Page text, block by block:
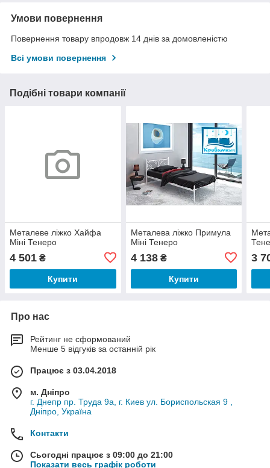
Умови повернення
Повернення товару впродовж 14 днів за домовленістю
Всі умови повернення
Подібні товари компанії
Металеве ліжко Хайфа
Міні Тенеро
4 501 ₴
Купити
Металева ліжко Примула
Міні Тенеро
4 138₴
Купити
3
Про нас
Рейтинг не сформований
Менше 5 відгуків за останній рік
Працює з 03.04.2018
м. Дніпро
г. Днепр пр. Труда 9а, г. Киев ул. Бориспольская 9 ,
Дніпро, Україна
Контакти
Сьогодні працює з 09:00 до 21:00
Показати весь графік роботи